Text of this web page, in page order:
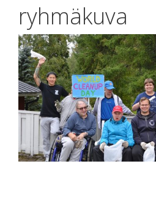
ryhmäkuva